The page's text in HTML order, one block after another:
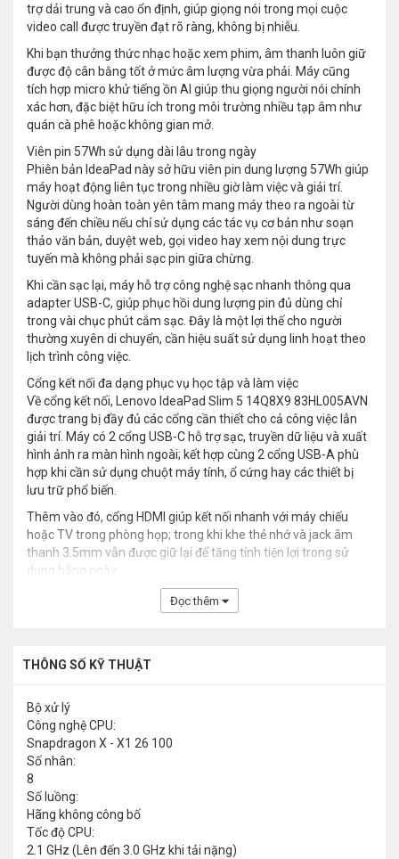
trợ dải trung và cao ổn định, giúp giọng nói trong mọi cuộc
video call được truyền đạt rõ ràng, không bị nhiễu.
Khi bạn thưởng thức nhạc hoặc xem phim, âm thanh luôn giữ
được độ cân bằng tốt ở mức âm lượng vừa phải. Máy cũng
tích hợp micro khử tiếng ồn AI giúp thu giọng người nói chính
xác hơn, đặc biệt hữu ích trong môi trường nhiều tạp âm như
quán cà phê hoặc không gian mở.
Viên pin 57Wh sử dụng dài lâu trong ngày
Phiên bản IdeaPad này sở hữu viên pin dung lượng 57Wh giúp
máy hoạt động liên tục trong nhiều giờ làm việc và giải trí.
Người dùng hoàn toàn yên tâm mang máy theo ra ngoài từ
sáng đến chiều nếu chỉ sử dụng các tác vụ cơ bản như soạn
thảo văn bản, duyệt web, gọi video hay xem nội dung trực
tuyến mà không phải sạc pin giữa chừng.
Khi cần sạc lại, máy hỗ trợ công nghệ sạc nhanh thông qua
adapter USB-C, giúp phục hồi dung lượng pin đủ dùng chỉ
trong vài chục phút cắm sạc. Đây là một lợi thế cho người
thường xuyên di chuyển, cần hiệu suất sử dụng linh hoạt theo
lịch trình công việc.
Cổng kết nối đa dạng phục vụ học tập và làm việc
Về cổng kết nối, Lenovo IdeaPad Slim 5 14Q8X9 83HL005AVN
được trang bị đầy đủ các cổng cần thiết cho cả công việc lẫn
giải trí. Máy có 2 cổng USB-C hỗ trợ sạc, truyền dữ liệu và xuất
hình ảnh ra màn hình ngoài; kết hợp cùng 2 cổng USB-A phù
hợp khi cần sử dụng chuột máy tính, ổ cứng hay các thiết bị
lưu trữ phổ biến.
Thêm vào đó, cổng HDMI giúp kết nối nhanh với máy chiếu
hoặc TV trong phòng họp; trong khi khe thẻ nhớ và jack âm
thanh 3.5mm vẫn được giữ lại để tăng tính tiện lợi trong sử
dụng hằng ngày.
Đọc thêm
THÔNG SỐ KỸ THUẬT
Bộ xử lý
Công nghệ CPU:
Snapdragon X - X1 26 100
Số nhân:
8
Số luồng:
Hãng không công bố
Tốc độ CPU:
2.1 GHz (Lên đến 3.0 GHz khi tải nặng)